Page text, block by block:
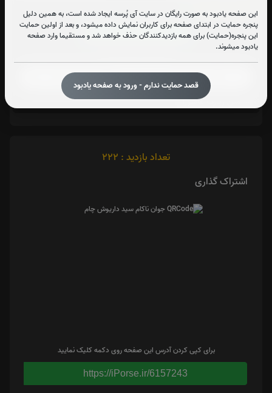
این صفحه یادبود به صورت رایگان در سایت آی پُرسه ایجاد شده است، به همین دلیل
پنجره حمایت در ابتدای صفحه برای کاربران نمایش داده میشود، و بعد از اولین حمایت
این پنجره(حمایت) برای همه بازدیدکنندگان حذف خواهد شد و مستقیما وارد صفحه
یادبود میشوند.
قصد حمایت ندارم - ورود به صفحه یادبود
زیارت عاشورا: بار
قرائت زیارت عاشورا را تقبل میکنم
متن زیارت عاشورا
تعداد بازدید : 222
اشتراک گذاری
برای کپی کردن آدرس این صفحه روی دکمه کلیک نمایید
https://iPorse.ir/6157243